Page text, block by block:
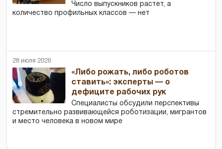
Число выпускников растет, а
количество профильных классов — нет
28 июля 2026
«Либо рожать, либо роботов
ставить»: эксперты — о
дефиците рабочих рук
Специалисты обсудили перспективы
стремительно развивающейся роботизации, мигрантов
и место человека в новом мире